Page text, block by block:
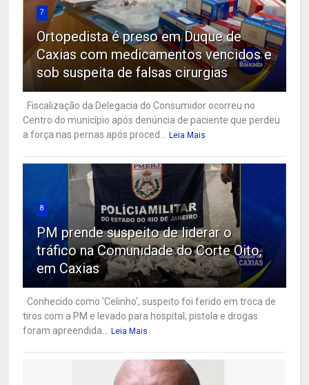
7
Ortopedista é preso em Duque de
Caxias com medicamentos vencidos e
sob suspeita de falsas cirurgias
Fiscalização da Delegacia do Consumidor ocorreu no
Centro do município após denúncia de paciente que perdeu
a força nas pernas após proced... Leia Mais
8
PM prende suspeito de liderar o
tráfico na Comunidade do Corte Oito,
em Caxias
Conhecido como 'Celinho', suspeito foi ferido em troca de
tiros com a PM e levado para hospital; pistola e drogas
foram apreendida... Leia Mais